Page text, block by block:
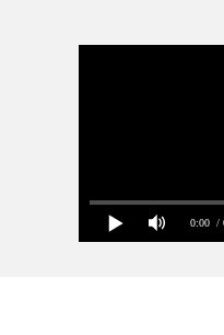
0:00 /